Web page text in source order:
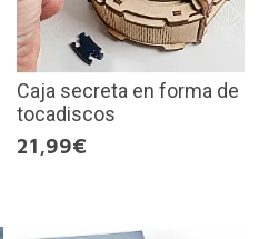
Caja secreta en forma de
tocadiscos
21,99€